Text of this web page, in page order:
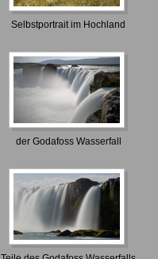
Selbstportrait im Hochland
der Godafoss Wasserfall